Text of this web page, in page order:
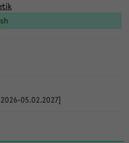
05.02.2027]